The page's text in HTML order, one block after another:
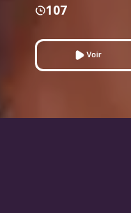
107
Voir